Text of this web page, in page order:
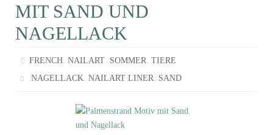
MIT SAND UND
NAGELLACK
FRENCH,NAILART, SOMMER,TIERE
NAGELLACK,NAILART LINER, SAND